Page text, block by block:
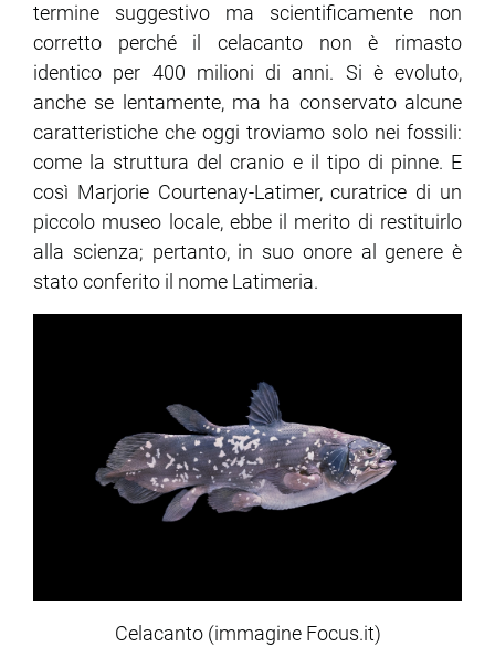
termine suggestivo ma scientificamente non
corretto perché il celacanto non è rimasto
identico per 400 milioni di anni. Si è evoluto,
anche se lentamente, ma ha conservato alcune
caratteristiche che oggi troviamo solo nei fossili:
come la struttura del cranio e il tipo di pinne. E
così Marjorie Courtenay-Latimer, curatrice di un
piccolo museo locale, ebbe il merito di restituirlo
alla scienza; pertanto, in suo onore al genere è
stato conferito il nome Latimeria.
Celacanto (immagine Focus.it)